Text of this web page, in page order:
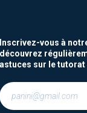
Inscrivez-vous à
découvrez
astuces sur le tutorat